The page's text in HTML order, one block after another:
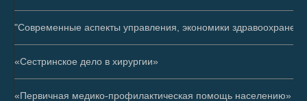
"Современные аспекты управления, экономики
«Сестринское дело в хирургии»
«Первичная медико-профилактическая помощь населению»